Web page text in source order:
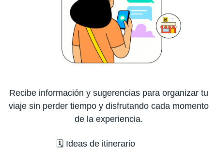
Recibe información y sugerencias para organizar tu
viaje sin perder tiempo y disfrutando cada momento
de la experiencia.
🗓️ Ideas de itinerario